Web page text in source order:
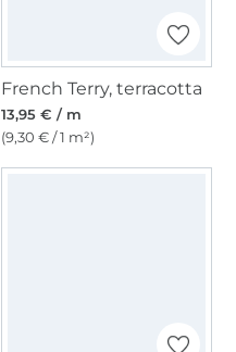
French Terry, terracotta
13,95 € / m
(9,30 € / 1 m²)